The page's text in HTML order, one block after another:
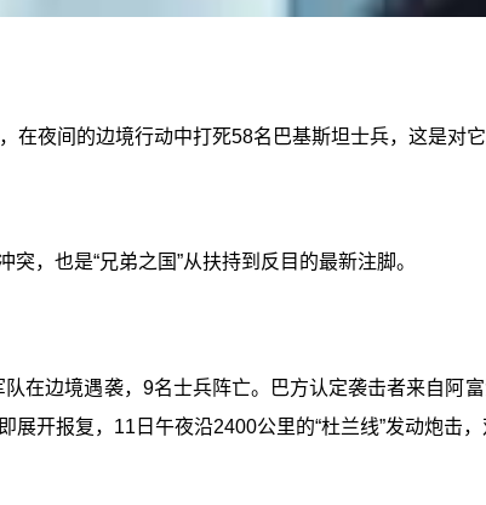
在夜间的边境行动中打死58名巴基斯坦士兵，这是对
，也是“兄弟之国”从扶持到反目的最新注脚。
在边境遇袭，9名士兵阵亡。巴方认定袭击者来自阿
开报复，11日午夜沿2400公里的“杜兰线”发动炮击